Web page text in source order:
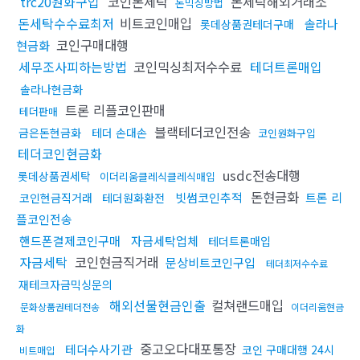
돈세탁수수료최저 비트코인매입 롯데상품권테더구매
솔라나
현금화 코인구매대행
세무조사피하는방법 코인믹싱최저수수료 테더트론매입
솔라나현금화
테더판매 트론 리플코인판매
금은돈현금화 테더 손대손 블랙테더코인전송 코인원화구입
테더코인현금화
롯데상품권세탁 이더리움클레식클레식매입 usdc전송대행
코인현금직거래 테더원화환전 빗썸코인추적 돈현금화 트론 리
플코인전송
핸드폰결제코인구매
자금세탁업체 테더트론매입
자금세탁 코인현금직거래 문상비트코인구입 테더최저수수료
재테크자금믹싱문의
문화상품권테더전송 해외선물현금인출 컬쳐랜드매입
이더리움현금
화
비트매입
테더수사기관 중고오다대포통장 코인 구매대행 24시